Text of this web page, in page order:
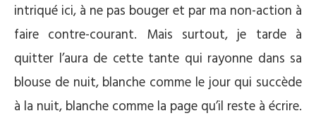
intriqué ici, à ne pas bouger et par ma non-action à
faire contre-courant. Mais surtout, je tarde à
quitter l’aura de cette tante qui rayonne dans sa
blouse de nuit, blanche comme le jour qui succède
à la nuit, blanche comme la page qu’il reste à écrire.